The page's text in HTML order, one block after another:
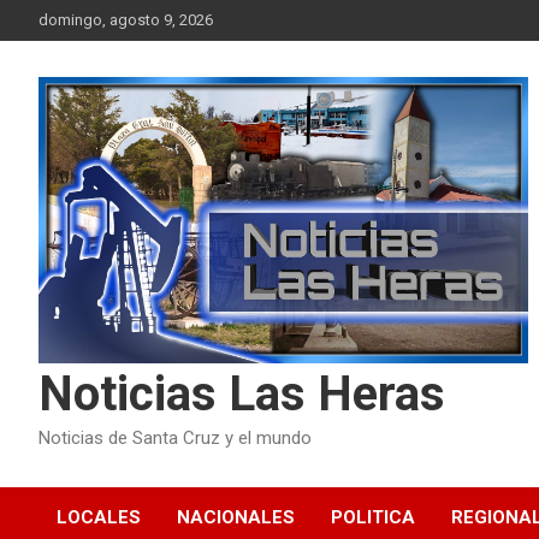
to
domingo, agosto 9, 2026
Noticias Las Heras
Noticias de Santa Cruz y el mundo
LOCALES NACIONALES POLITICA